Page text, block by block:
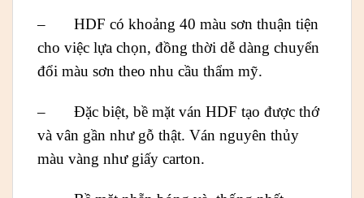
– HDF có khoảng 40 màu sơn thuận tiện
cho việc lựa chọn, đồng thời dễ dàng chuyển
đổi màu sơn theo nhu cầu thẩm mỹ.
– Đặc biệt, bề mặt ván HDF tạo được thớ
và vân gần như gỗ thật. Ván nguyên thủy
màu vàng như giấy carton.